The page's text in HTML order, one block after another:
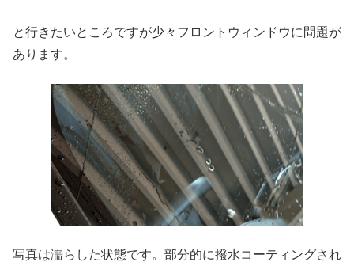
と行きたいところですが少々フロントウィンドウに問題が
あります。
写真は濡らした状態です。部分的に撥水コーティングされ